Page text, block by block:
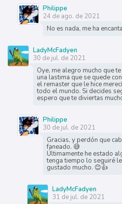
Philippe
24 de ago. de 2021
No es nada, me ha
LadyMcFadyen
30 de jul. de 2021
Oye, me alegro mucho que
una lastima que se quede
el remaster que le hice
todo el mundo. Si decides
espero que te diviertas
Philippe
30 de jul. de 2021
Gracias, y perdón que
faneado. 😅
Últimamente he estado
tenga tiempo lo seguiré
gustado mucho. 😊👍
LadyMcFadyen
31 de jul. de 2021